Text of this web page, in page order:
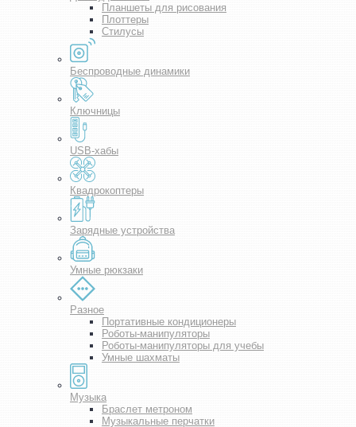
Планшеты для рисования
Плоттеры
Стилусы
Беспроводные динамики
Ключницы
USB-хабы
Квадрокоптеры
Зарядные устройства
Умные рюкзаки
Разное
Портативные кондиционеры
Роботы-манипуляторы
Роботы-манипуляторы для учебы
Умные шахматы
Музыка
Браслет метроном
Музыкальные перчатки